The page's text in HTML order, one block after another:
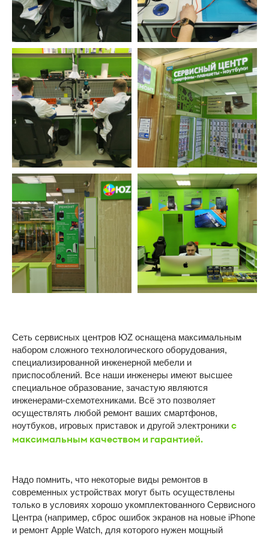
Сеть сервисных центров ЮZ оснащена максимальным
набором сложного технологического оборудования,
специализированной инженерной мебели и
приспособлений. Все наши инженеры имеют высшее
специальное образование, зачастую являются
инженерами-схемотехниками. Всё это позволяет
осуществлять любой ремонт ваших смартфонов,
ноутбуков, игровых приставок и другой электроники с
максимальным качеством и гарантией.
Надо помнить, что некоторые виды ремонтов в
современных устройствах могут быть осуществлены
только в условиях хорошо укомплектованного Сервисного
Центра (например, сброс ошибок экранов на новые iPhone
и ремонт Apple Watch, для которого нужен мощный
Не переезжаем, не пропадаем. Находим
решения, даже в самых тяжелых ситуациях.
Бесплатно исправляем ошибки, возникшие
по нашей вине.
Ответственность
УСТРОЙСТВА ФИЛИАЛЫ
ОБЩЕЕ
Ноутбуки
Компьютеры
Игровые приставки
Текстильщики
Марьино
Made by Goodness
Отзывы
О компании
Контакты
Оставьте заявку и мы перезвоним вам в
ближайшее рабочее время
ИП Витман А.А., ИНН 245506062509, ОГРНИП:
ОСТАВИТЬ ЗАЯВКУ